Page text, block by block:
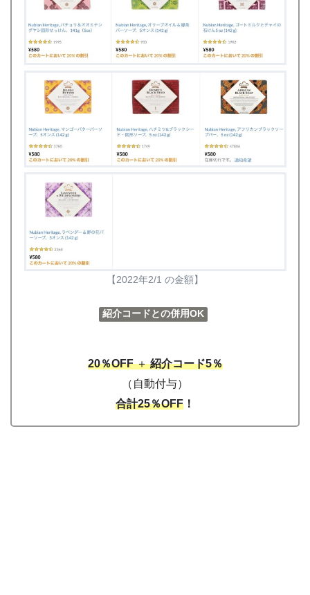
【2022年2/1 の金額】
紹介コードとの併用OK
20％OFF＋紹介コード5％
（自動付与）
合計25％OFF ！